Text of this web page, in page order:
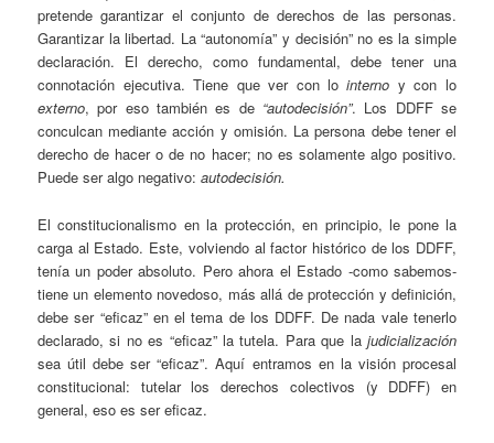
pretende garantizar el conjunto de derechos de las personas.
Garantizar la libertad. La “autonomía” y decisión” no es la simple
declaración. El derecho, como fundamental, debe tener una
connotación ejecutiva. Tiene que ver con lointerno y con lo
externo, por eso también es de “autodecisión”. Los DDFF se
conculcan mediante acción y omisión. La persona debe tener el
derecho de hacer o de no hacer; no es solamente algo positivo.
Puede ser algo negativo:autodecisión.
El constitucionalismo en la protección, en principio, le pone la
carga al Estado. Este, volviendo al factor histórico de los DDFF,
tenía un poder absoluto. Pero ahora el Estado -como sabemos-
tiene un elemento novedoso, más allá de protección y definición,
debe ser “eficaz” en el tema de los DDFF. De nada vale tenerlo
declarado, si no es “eficaz” la tutela. Para que la judicialización
sea útil debe ser “eficaz”. Aquí entramos en la visión procesal
constitucional: tutelar los derechos colectivos (y DDFF) en
general, eso es ser eficaz.